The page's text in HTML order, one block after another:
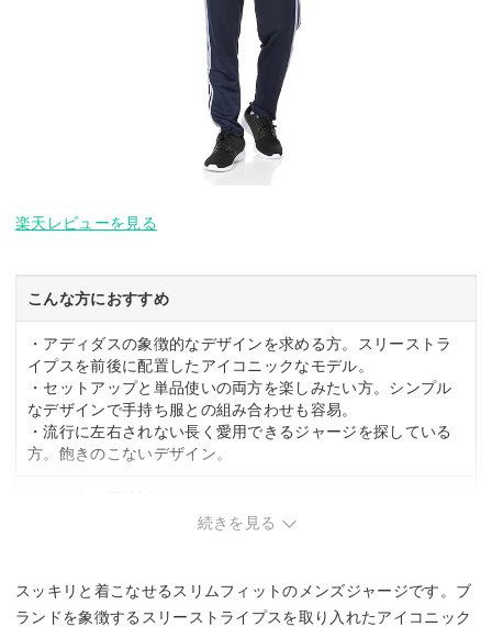
楽天レビューを見る
こんな方におすすめ
・アディダスの象徴的なデザインを求める方。スリーストラ
イプスを前後に配置したアイコニックなモデル。
・セットアップと単品使いの両方を楽しみたい方。シンプル
なデザインで手持ち服との組み合わせも容易。
・流行に左右されない長く愛用できるジャージを探している
方。飽きのこないデザイン。
・薄手の生地が苦手な方。ダブルニット生地は薄めの仕上が
り。
続きを見る
スッキリと着こなせるスリムフィットのメンズジャージです。ブ
ランドを象徴するスリーストライプスを取り入れたアイコニック